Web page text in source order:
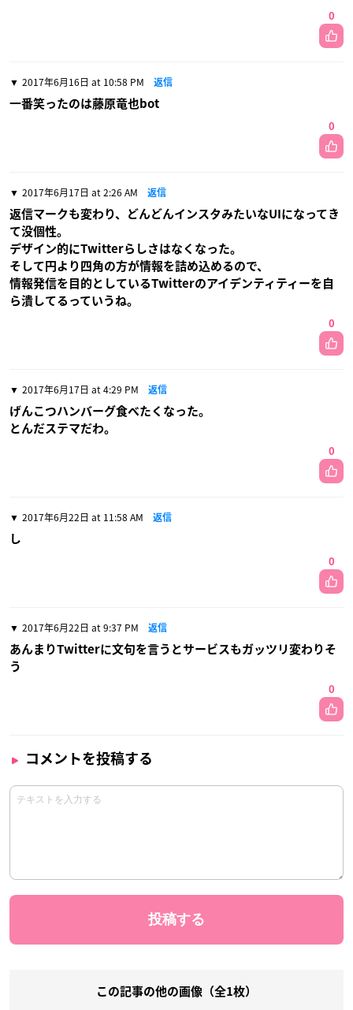
0
2017年6月16日 at 10:58 PM 返信
一番笑ったのは藤原竜也bot
0
2017年6月17日 at 2:26 AM 返信
返信マークも変わり、どんどんインスタみたいなUIになってき
て没個性。
デザイン的にTwitterらしさはなくなった。
そして円より四角の方が情報を詰め込めるので、
情報発信を目的としているTwitterのアイデンティティーを自
ら潰してるっていうね。
0
2017年6月17日 at 4:29 PM 返信
げんこつハンバーグ食べたくなった。
とんだステマだわ。
0
2017年6月22日 at 11:58 AM 返信
し
0
2017年6月22日 at 9:37 PM 返信
あんまりTwitterに文句を言うとサービスもガッツリ変わりそ
う
0
コメントを投稿する
この記事の他の画像（全1枚）